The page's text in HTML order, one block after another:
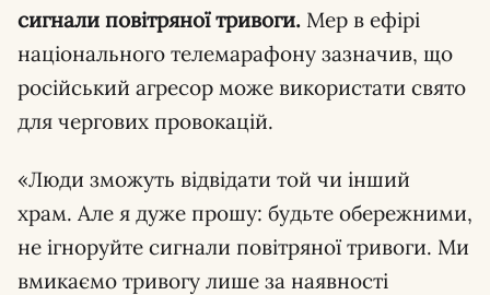
сигнали повітряної тривоги. Мер в ефірі
національного телемарафону зазначив, що
російський агресор може використати свято
для чергових провокацій.
«Люди зможуть відвідати той чи інший
храм. Але я дуже прошу: будьте обережними,
не ігноруйте сигнали повітряної тривоги. Ми
вмикаємо тривогу лише за наявності